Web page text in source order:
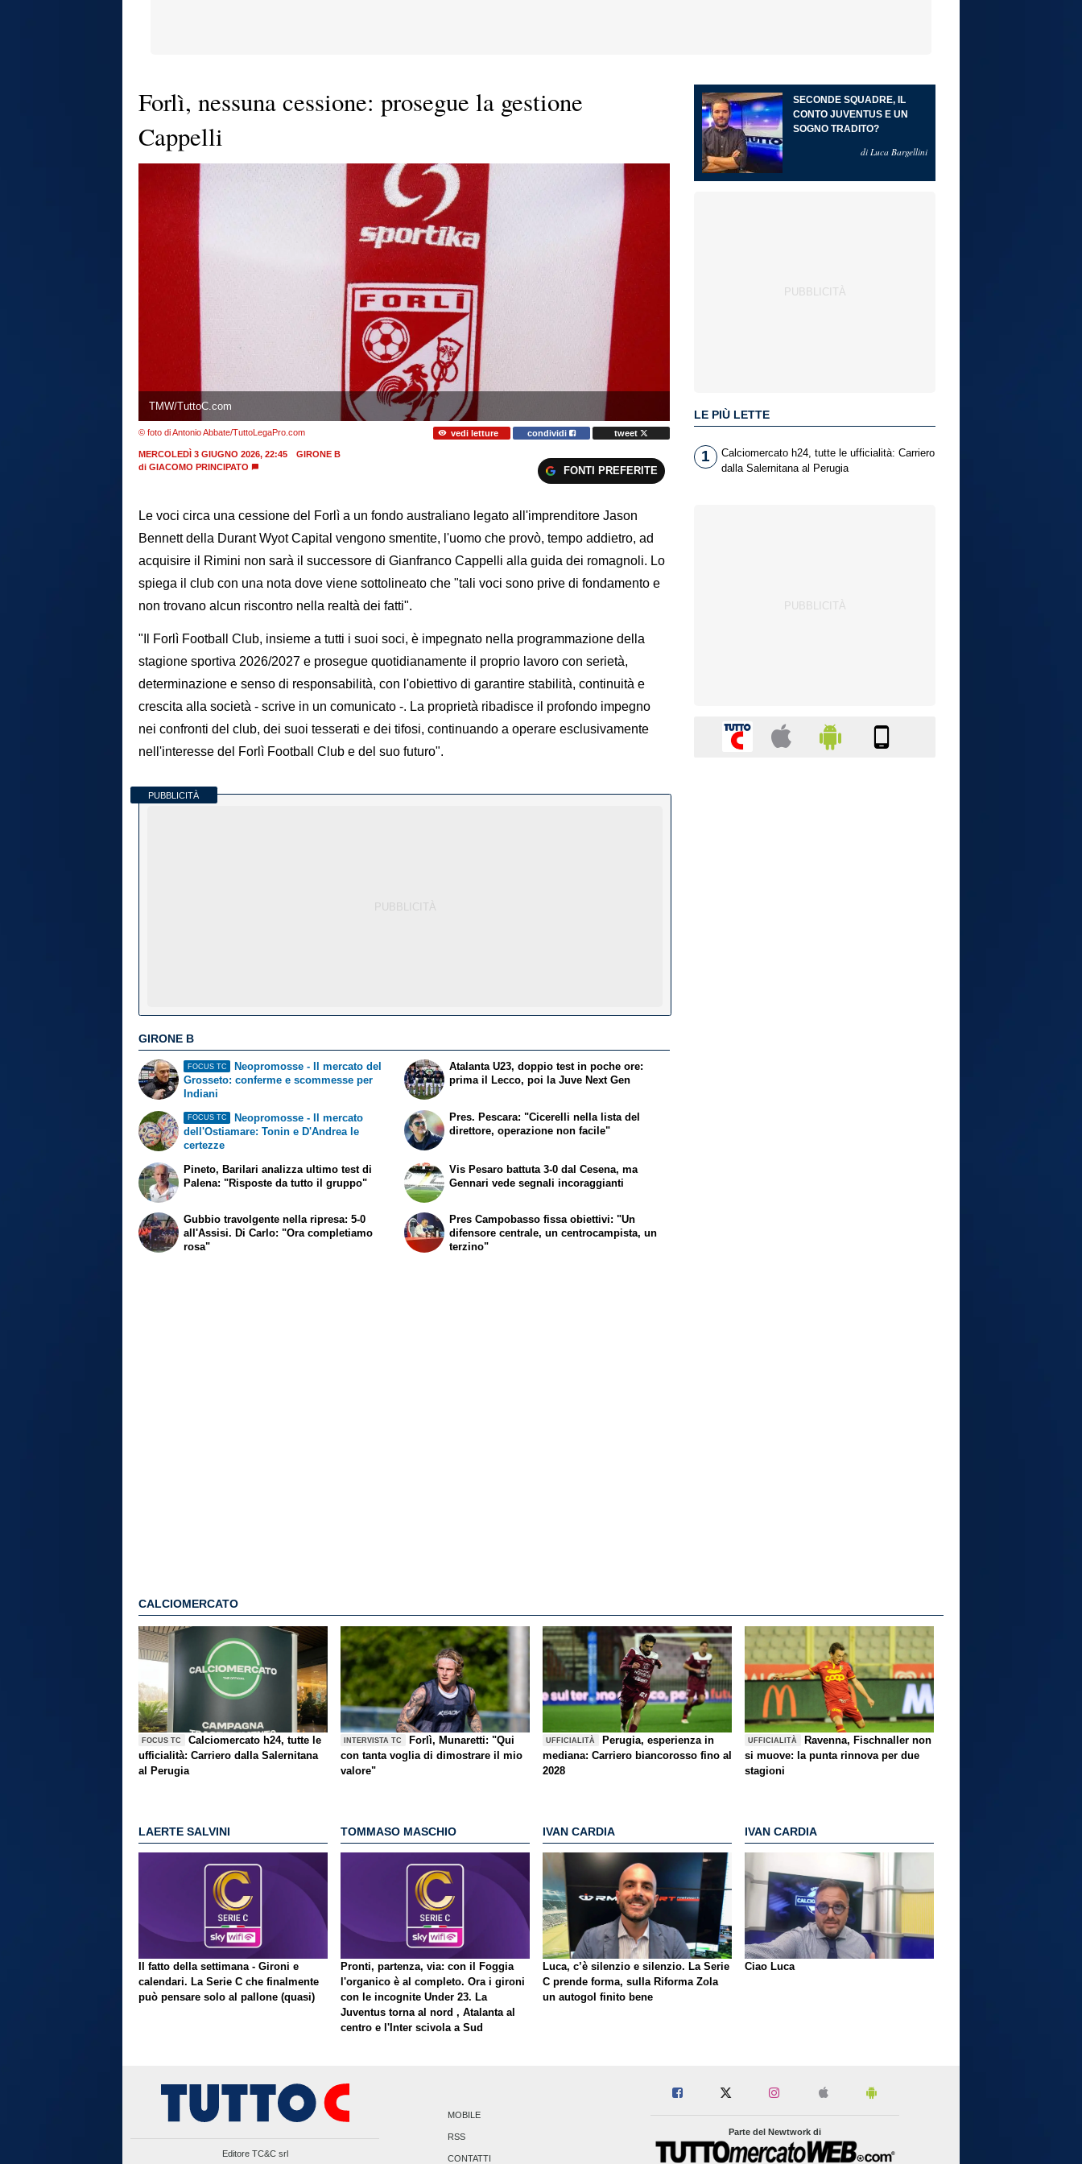
Forlì, nessuna cessione: prosegue la gestione
Cappelli
TMW/TuttoC.com
© foto di Antonio Abbate/TuttoLegaPro.com vedi letture condividi tweet
MERCOLEDÌ 3 GIUGNO 2026, 22:45
GIRONE B
di GIACOMO PRINCIPATO FONTI PREFERITE
Le voci circa una cessione del Forlì a un fondo australiano legato all'imprenditore Jason
Bennett della Durant Wyot Capital vengono smentite, l'uomo che provò, tempo addietro, ad
acquisire il Rimini non sarà il successore di Gianfranco Cappelli alla guida dei romagnoli. Lo
spiega il club con una nota dove viene sottolineato che "tali voci sono prive di fondamento e
non trovano alcun riscontro nella realtà dei fatti".
"Il Forlì Football Club, insieme a tutti i suoi soci, è impegnato nella programmazione della
stagione sportiva 2026/2027 e prosegue quotidianamente il proprio lavoro con serietà,
determinazione e senso di responsabilità, con l'obiettivo di garantire stabilità, continuità e
crescita alla società - scrive in un comunicato -. La proprietà ribadisce il profondo impegno
nei confronti del club, dei suoi tesserati e dei tifosi, continuando a operare esclusivamente
nell'interesse del Forlì Football Club e del suo futuro".
PUBBLICITÀ
GIRONE B
FOCUS TC
Neopromosse - Il mercato del
Grosseto: conferme e scommesse per
Indiani
FOCUS TC
Neopromosse - Il mercato
dell'Ostiamare: Tonin e D'Andrea le
certezze
Atalanta U23, doppio test in poche ore:
prima il Lecco, poi la Juve Next Gen
Pres. Pescara: "Cicerelli nella lista del
direttore, operazione non facile"
Pineto, Barilari analizza ultimo test di
Palena: "Risposte da tutto il gruppo"
Gubbio travolgente nella ripresa: 5-0
all'Assisi. Di Carlo: "Ora completiamo
rosa"
Vis Pesaro battuta 3-0 dal Cesena, ma
Gennari vede segnali incoraggianti
Pres Campobasso fissa obiettivi: "Un
difensore centrale, un centrocampista, un
terzino"
SECONDE SQUADRE, IL
CONTO JUVENTUS E UN
SOGNO TRADITO?
di Luca Bargellini
LE PIÙ LETTE
1
Calciomercato h24, tutte le ufficialità: Carriero
dalla Salernitana al Perugia
CALCIOMERCATO
FOCUS TC
Calciomercato h24, tutte le
ufficialità: Carriero dalla Salernitana
al Perugia
INTERVISTA TC
Forlì, Munaretti: "Qui
con tanta voglia di dimostrare il mio
valore"
UFFICIALITÀ
Perugia, esperienza in
mediana: Carriero biancorosso fino al
2028
UFFICIALITÀ
Ravenna, Fischnaller non
si muove: la punta rinnova per due
stagioni
LAERTE SALVINI
Il fatto della settimana - Gironi e
calendari. La Serie C che finalmente
può pensare solo al pallone (quasi)
TOMMASO MASCHIO
Pronti, partenza, via: con il Foggia
l'organico è al completo. Ora i gironi
con le incognite Under 23. La
Juventus torna al nord , Atalanta al
centro e l'Inter scivola a Sud
IVAN CARDIA
Luca, c’è silenzio e silenzio. La Serie
C prende forma, sulla Riforma Zola
un autogol finito bene
IVAN CARDIA
Ciao Luca
Editore TC&C srl
MOBILE
RSS
CONTATTI
Parte del Newtwork di